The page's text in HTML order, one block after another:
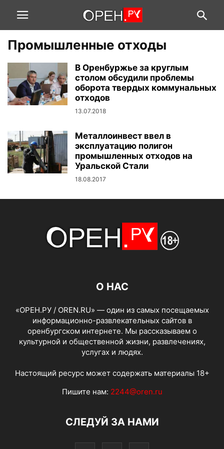
Промышленные отходы
В Оренбуржье за круглым
столом обсудили проблемы
оборота твердых коммунальных
отходов
13.07.2018
Металлоинвест ввел в
эксплуатацию полигон
промышленных отходов на
Уральской Стали
18.08.2017
О НАС
«ОРЕН.РУ / OREN.RU» — один из самых посещаемых
информационно-развлекательных сайтов в
оренбургском интернете. Мы рассказываем о
культурной и общественной жизни, развлечениях,
услугах и людях.
Настоящий ресурс может содержать материалы 18+
Пишите нам: 2244@oren.ru
СЛЕДУЙ ЗА НАМИ